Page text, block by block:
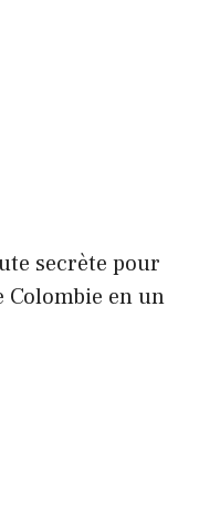
secrète pour
Colombie en un